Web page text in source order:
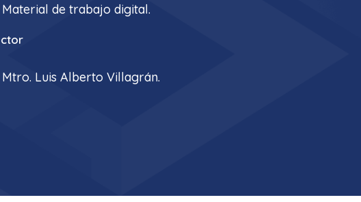
Material de trabajo digital.
Mtro. Luis Alberto Villagrán.